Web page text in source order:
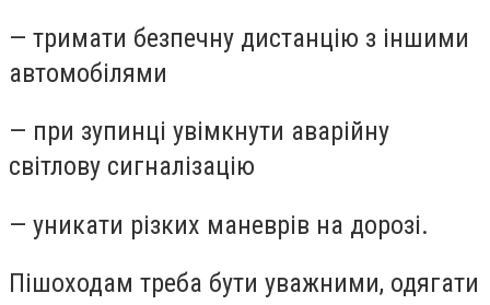
— тримати безпечну дистанцію з іншими
автомобілями
— при зупинці увімкнути аварійну
світлову сигналізацію
— уникати різких маневрів на дорозі.
Пішоходам треба бути уважними, одягати